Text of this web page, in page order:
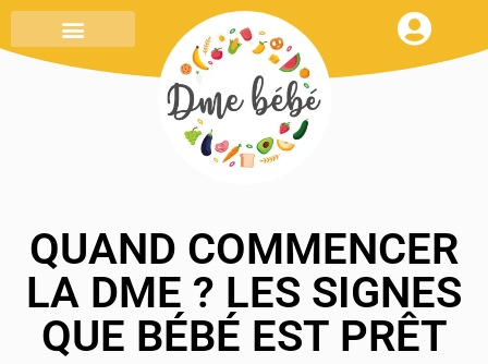
QUAND COMMENCER
LA DME ? LES SIGNES
QUE BÉBÉ EST PRÊT